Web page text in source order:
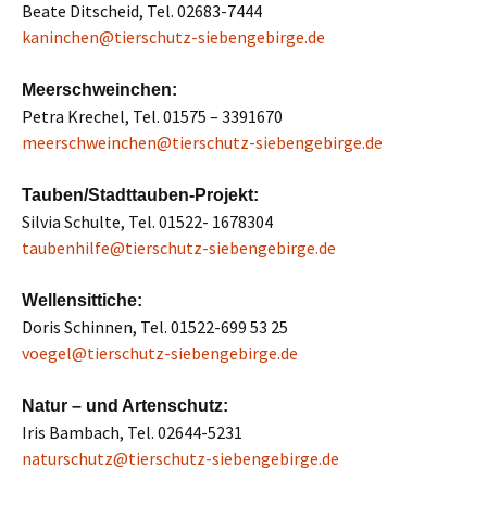
Beate Ditscheid, Tel. 02683-7444
kaninchen@tierschutz-siebengebirge.de
Meerschweinchen:
Petra Krechel, Tel. 01575 – 3391670
meerschweinchen@tierschutz-siebengebirge.de
Tauben/Stadttauben-Projekt:
Silvia Schulte, Tel. 01522- 1678304
taubenhilfe@tierschutz-siebengebirge.de
Wellensittiche:
Doris Schinnen, Tel. 01522-699 53 25
voegel@tierschutz-siebengebirge.de
Natur – und Artenschutz:
Iris Bambach, Tel. 02644-5231
naturschutz@tierschutz-siebengebirge.de